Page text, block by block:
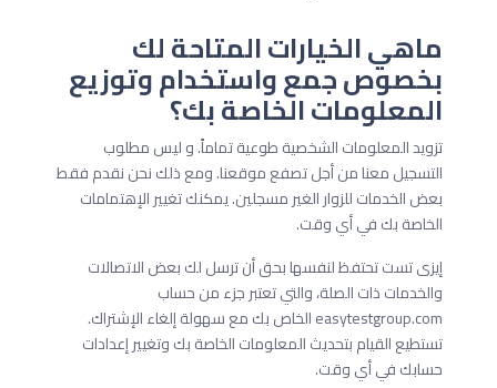
ماهي الخيارات المتاحة لك
بخصوص جمع واستخدام وتوزيع
المعلومات الخاصة بك؟
تزويد المعلومات الشخصية طوعية تماماً. و ليس مطلوب
التسجيل معنا من أجل تصفع موقعنا. ومع ذلك نحن نقدم فقط
بعض الخدمات للزوار الغير مسجلين. يمكنك تغيير الإهتمامات
الخاصة بك في أي وقت.
إيزى تست تحتفظ لنفسها بحق أن ترسل لك بعض الاتصالات
والخدمات ذات الصلة، والتي تعتبر جزء من حساب
easytestgroup.com الخاص بك مع سهولة إلغاء الإشتراك.
تستطيع القيام بتحديث المعلومات الخاصة بك وتغيير إعدادات
حسابك في أي وقت.